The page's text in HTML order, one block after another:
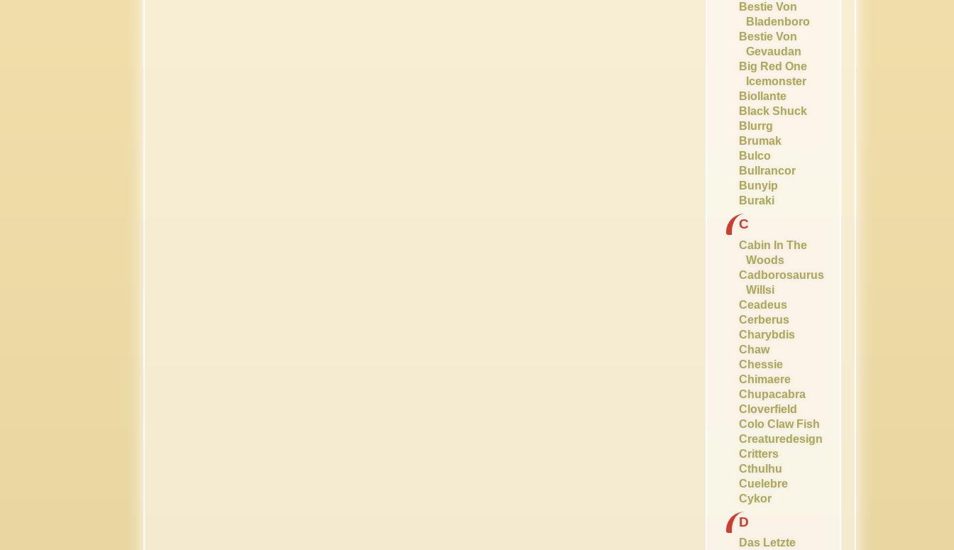
Bestie Von
Bladenboro
Bestie Von
Gevaudan
Big Red One
Icemonster
Biollante
Black Shuck
Blurrg
Brumak
Bulco
Bullrancor
Bunyip
Buraki
C
Cabin In The
Woods
Cadborosaurus
Willsi
Ceadeus
Cerberus
Charybdis
Chaw
Chessie
Chimaere
Chupacabra
Cloverfield
Colo Claw Fish
Creaturedesign
Critters
Cthulhu
Cuelebre
Cykor
D
Das Letzte